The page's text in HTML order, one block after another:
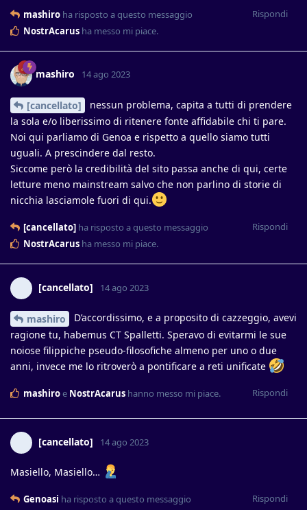
Rispondi
mashiro ha risposto a questo messaggio
NostrAcarus ha messo mi piace.
mashiro 14 ago 2023
[cancellato]
nessun problema, capita a tutti di prendere
la sola e/o liberissimo di ritenere fonte affidabile chi ti pare.
Noi qui parliamo di Genoa e rispetto a quello siamo tutti
uguali. A prescindere dal resto.
Siccome però la credibilità del sito passa anche di qui, certe
letture meno mainstream salvo che non parlino di storie di
nicchia lasciamole fuori di qui.
Rispondi
[cancellato] ha risposto a questo messaggio
NostrAcarus ha messo mi piace.
[cancellato] 14 ago 2023
mashiro
D’accordissimo, e a proposito di cazzeggio, avevi
ragione tu, habemus CT Spalletti. Speravo di evitarmi le sue
noiose filippiche pseudo-filosofiche almeno per uno o due
anni, invece me lo ritroverò a pontificare a reti unificate
Rispondi
mashiroe NostrAcarus hanno messo mi piace.
[cancellato] 14 ago 2023
Masiello, Masiello…
Rispondi
Genoasi ha risposto a questo messaggio